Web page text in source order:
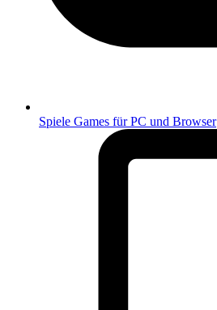
Spiele Games für PC und Browser